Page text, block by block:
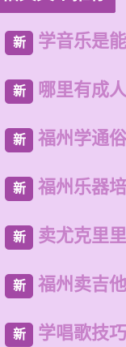
新 学音乐是
新 哪里有成
新 福州学通
新 福州乐器
新 卖尤克里
新 福州卖吉
新 学唱歌技